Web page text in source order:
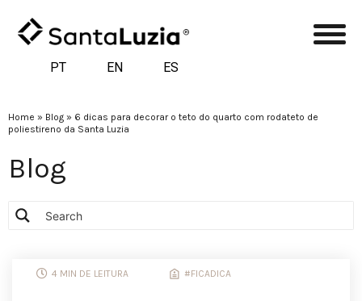
PT EN ES
Home » Blog » 6 dicas para decorar o teto do quarto com rodateto de
poliestireno da Santa Luzia
Blog
4 MIN DE LEITURA #FICADICA